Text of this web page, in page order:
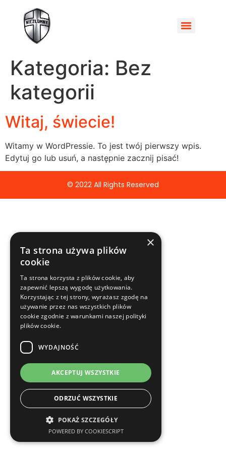
Kategoria: Bez
kategorii
Witaj, świecie!
Witamy w WordPressie. To jest twój pierwszy wpis.
Edytuj go lub usuń, a następnie zacznij pisać!
© 2022 All Rights Reserved
×
Ta strona używa plików
cookie
Ta strona korzysta z plików cookie, aby
zapewnić lepszą wygodę użytkowania.
Korzystając z tej strony, wyrażasz zgodę na
używanie przez nas wszystkich plików
cookie zgodnie z warunkami naszej polityki
plików cookie.
WYDAJNOŚĆ
AKCEPTUJ WSZYSTKIE
ODRZUĆ WSZYSTKIE
POKAŻ SZCZEGÓŁY
POWERED BY COOKIESCRIPT